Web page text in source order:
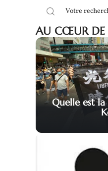
AU CŒUR DE
Quelle est